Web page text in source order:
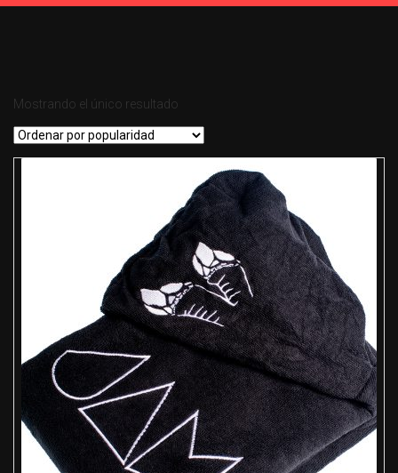
Mostrando el único resultado